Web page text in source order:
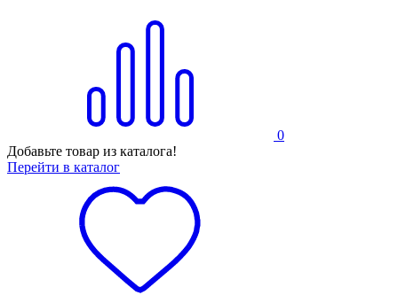
0
Добавьте товар из каталога!
Перейти в каталог